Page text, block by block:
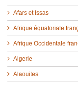
Afars et Issas
Afrique équatoriale
Afrique Occidentale
Algerie
Alaouites